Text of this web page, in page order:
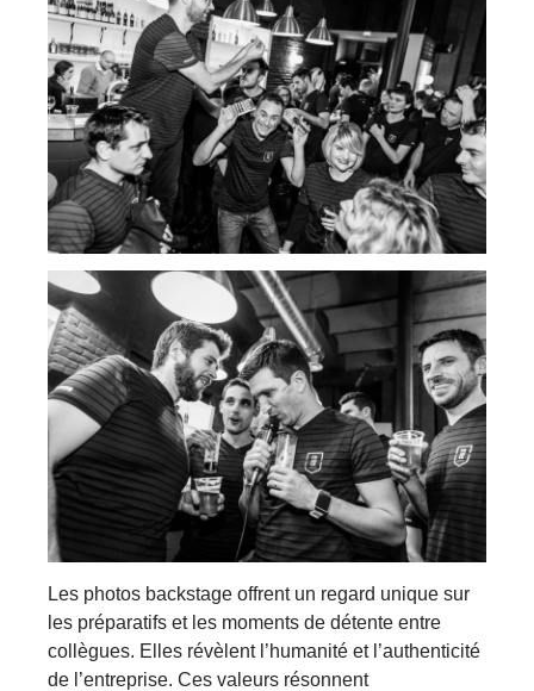
Les photos backstage offrent un regard unique sur
les préparatifs et les moments de détente entre
collègues. Elles révèlent l’humanité et l’authenticité
de l’entreprise. Ces valeurs résonnent